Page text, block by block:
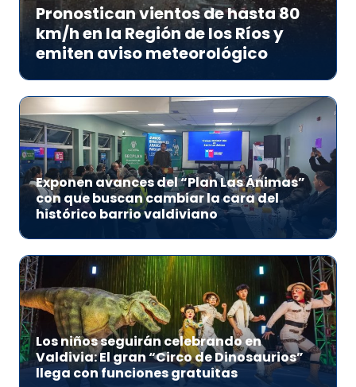
Pronostican vientos de hasta 80
km/h en la Región de los Ríos y
emiten aviso meteorológico
Exponen avances del “Plan Las Ánimas”
con que buscan cambiar la cara del
histórico barrio valdiviano
Los niños seguirán celebrando en
Valdivia: El gran “Circo de Dinosaurios”
llega con funciones gratuitas